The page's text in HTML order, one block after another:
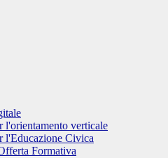
l'orientamento verticale
l'Educazione Civica
Formativa